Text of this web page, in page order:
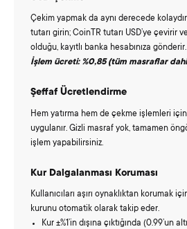
Çekim yapmak da aynı derecede
tutarı girin; CoinTR tutarı USD’ye çevirir
olduğu, kayıtlı banka hesabınıza gönderir.
İşlem ücreti: %0,85 (tüm masraflar
Şeffaf Ücretlendirme
Hem yatırma hem de çekme işlemleri
uygulanır. Gizli masraf yok, tamamen
işlem yapabilirsiniz.
Kur Dalgalanması Koruması
Kullanıcıları aşırı oynaklıktan korumak
kurunu otomatik olarak takip eder.
Kur ±%1’in dışına çıktığında (0.99’un